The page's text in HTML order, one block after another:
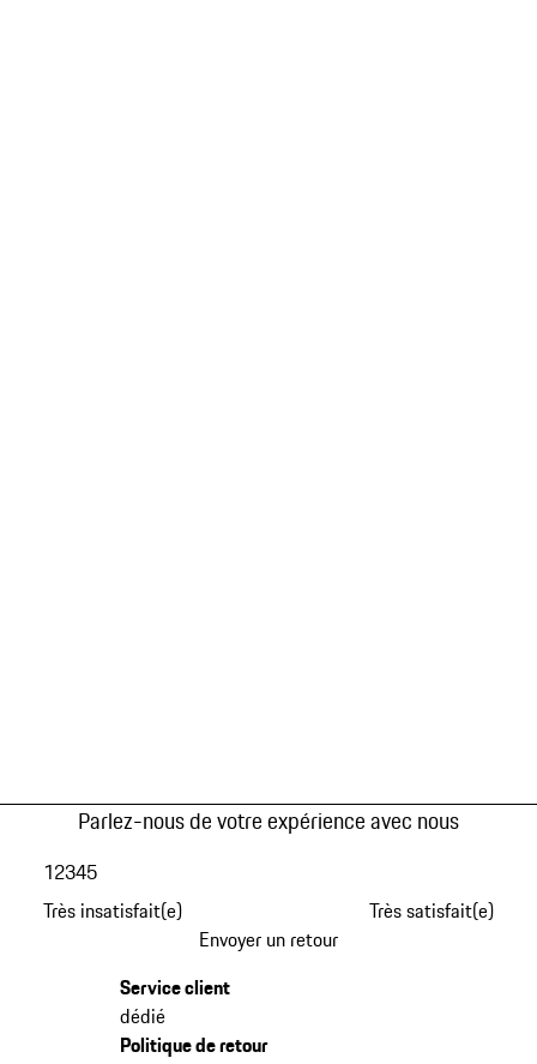
Parlez-nous de votre expérience avec nous
Très insatisfait(e)
12345
Très satisfait(e)
Envoyer un retour
Service client
dédié
Politique de retour